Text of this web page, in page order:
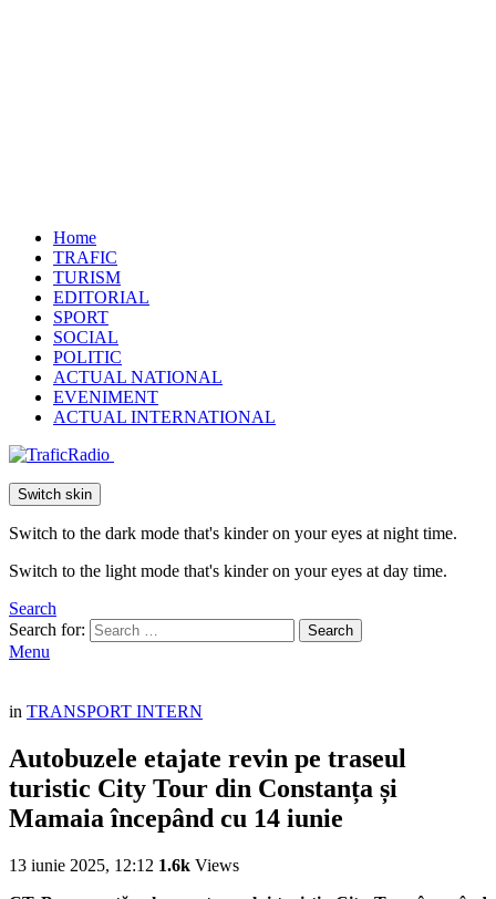
Home
TRAFIC
TURISM
EDITORIAL
SPORT
SOCIAL
POLITIC
ACTUAL NATIONAL
EVENIMENT
ACTUAL INTERNATIONAL
Switch skin
Switch to the dark mode that's kinder on your eyes at night time.
Switch to the light mode that's kinder on your eyes at day time.
Search
Search for:
Search
Menu
in TRANSPORT INTERN
Autobuzele etajate revin pe traseul
turistic City Tour din Constanța și
Mamaia începând cu 14 iunie
13 iunie 2025, 12:12 1.6k Views